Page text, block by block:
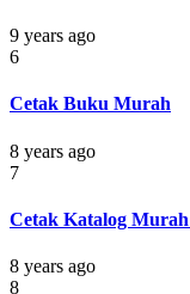
9 years ago
6
Cetak Buku Murah
8 years ago
7
Cetak Katalog
8 years ago
8